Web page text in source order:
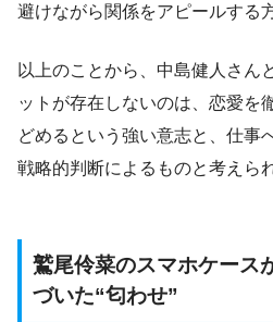
避けながら関係をアピールする
以上のことから、中島健人さん
ットが存在しないのは、恋愛を
どめるという強い意志と、仕事
戦略的判断によるものと考えら
鷲尾伶菜のスマホケース
づいた“匂わせ”